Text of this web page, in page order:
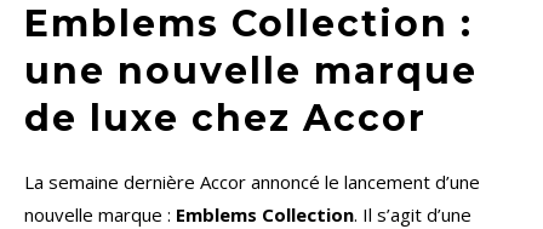
Emblems Collection :
une nouvelle marque
de luxe chez Accor
La semaine dernière Accor annoncé le lancement d’une
nouvelle marque : Emblems Collection. Il s’agit d’une